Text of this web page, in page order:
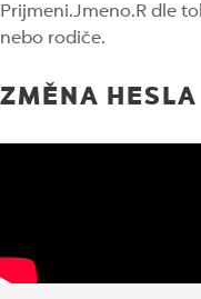
Prijmeni.Jmeno.R dle
nebo rodiče.
ZMĚNA HESLA